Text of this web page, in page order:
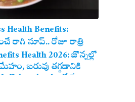
Health Benefits:
రాగి సూప్.. రోజూ రాత్రి
Health 2026: జొన్నల్లో
బరువు తగ్గడానికి
అన్నం ఎంతో మేలు!